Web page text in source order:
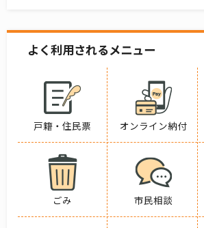
よく利用されるメニュー
戸籍・住民票 オンライン納付
ごみ 市民相談